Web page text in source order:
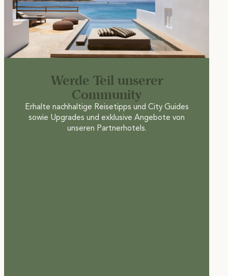
Werde Teil unserer
Community
Erhalte nachhaltige Reisetipps und City Guides
sowie Upgrades und exklusive Angebote von
unseren Partnerhotels.